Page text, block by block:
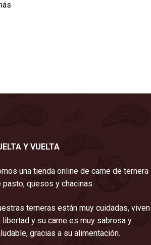
Y VUELTA
una tienda online de carne de ternera
pasto, quesos y chacinas.
terneras están muy cuidadas, viven
libertad y su carne es muy sabrosa y
gracias a su alimentación.